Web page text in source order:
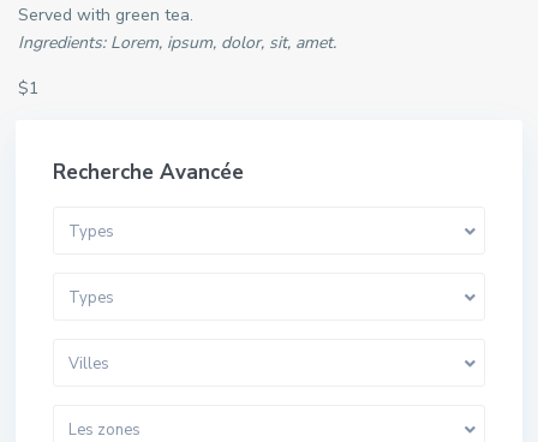
Served with green tea.
Ingredients: Lorem, ipsum, dolor, sit, amet.
$1
Recherche Avancée
Types
Types
Villes
Les zones